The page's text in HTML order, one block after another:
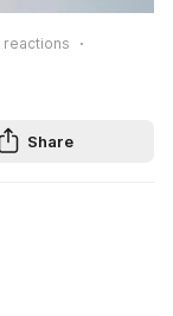
reactions
Share